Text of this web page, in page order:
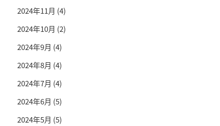
2024年11月 (4)
2024年10月 (2)
2024年9月 (4)
2024年8月 (4)
2024年7月 (4)
2024年6月 (5)
2024年5月 (5)